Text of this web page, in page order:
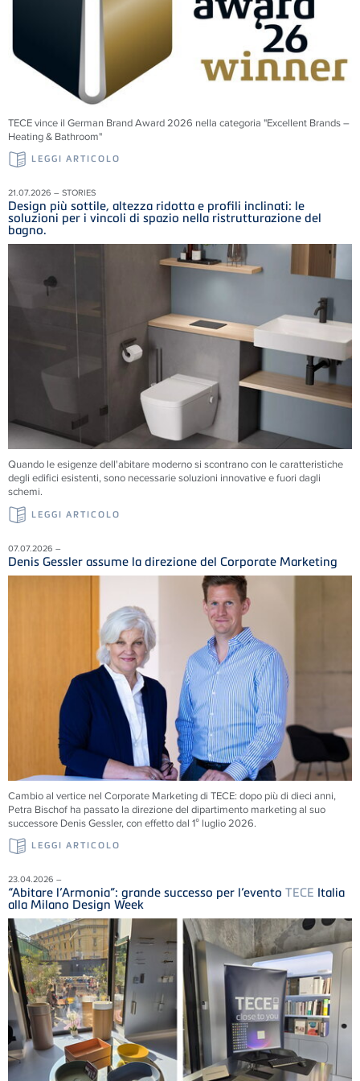
TECE vince il German Brand Award 2026 nella categoria "Excellent Brands –
Heating & Bathroom"
LEGGI ARTICOLO
21.07.2026 – STORIES
Design più sottile, altezza ridotta e profili inclinati: le
soluzioni per i vincoli di spazio nella ristrutturazione del
bagno.
Quando le esigenze dell'abitare moderno si scontrano con le caratteristiche
degli edifici esistenti, sono necessarie soluzioni innovative e fuori dagli
schemi.
LEGGI ARTICOLO
07.07.2026 –
Denis Gessler assume la direzione del Corporate Marketing
Cambio al vertice nel Corporate Marketing di TECE: dopo più di dieci anni,
Petra Bischof ha passato la direzione del dipartimento marketing al suo
successore Denis Gessler, con effetto dal 1° luglio 2026.
LEGGI ARTICOLO
23.04.2026 –
“Abitare l’Armonia”: grande successo per l’evento TECE Italia
alla Milano Design Week